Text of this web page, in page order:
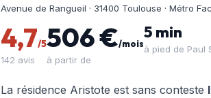
Avenue de Rangueil · 31400 Toulouse · Métro
4,7/5
142 avis
506 €/mois
à partir de
5 min
à pied de Paul
La résidence Aristote est sans conteste